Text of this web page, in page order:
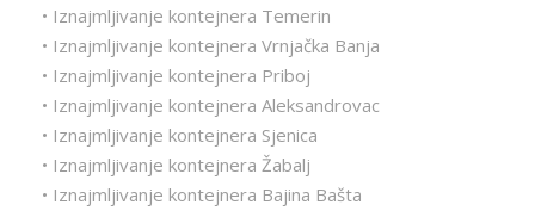
• Iznajmljivanje kontejnera Temerin
• Iznajmljivanje kontejnera Vrnjačka Banja
• Iznajmljivanje kontejnera Priboj
• Iznajmljivanje kontejnera Aleksandrovac
• Iznajmljivanje kontejnera Sjenica
• Iznajmljivanje kontejnera Žabalj
• Iznajmljivanje kontejnera Bajina Bašta